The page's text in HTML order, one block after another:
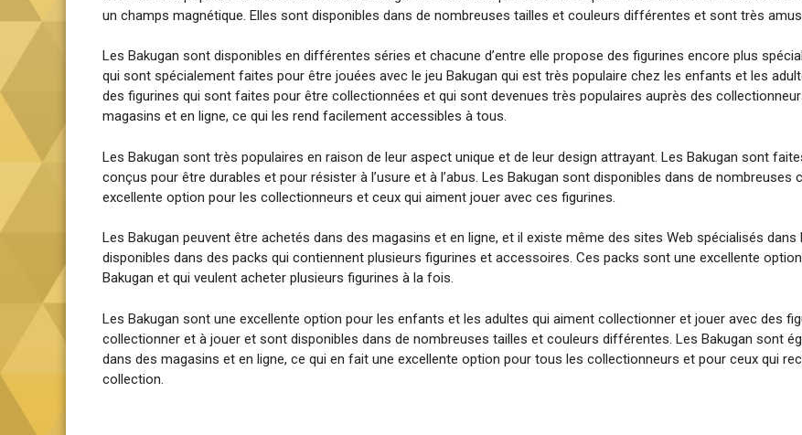
un champs magnétique. Elles sont disponibles dans de nombreuses tailles et couleurs différentes et sont très
Les Bakugan sont disponibles en différentes séries et chacune d’entre elle propose des figurines encore plus
qui sont spécialement faites pour être jouées avec le jeu Bakugan qui est très populaire chez les enfants et les
des figurines qui sont faites pour être collectionnées et qui sont devenues très populaires auprès des
magasins et en ligne, ce qui les rend facilement accessibles à tous.
Les Bakugan sont très populaires en raison de leur aspect unique et de leur design attrayant. Les Bakugan sont
conçus pour être durables et pour résister à l’usure et à l’abus. Les Bakugan sont disponibles dans de
excellente option pour les collectionneurs et ceux qui aiment jouer avec ces figurines.
Les Bakugan peuvent être achetés dans des magasins et en ligne, et il existe même des sites Web spécialisés
disponibles dans des packs qui contiennent plusieurs figurines et accessoires. Ces packs sont une excellente
Bakugan et qui veulent acheter plusieurs figurines à la fois.
Les Bakugan sont une excellente option pour les enfants et les adultes qui aiment collectionner et jouer avec des
collectionner et à jouer et sont disponibles dans de nombreuses tailles et couleurs différentes. Les Bakugan sont
dans des magasins et en ligne, ce qui en fait une excellente option pour tous les collectionneurs et pour ceux qui
collection.